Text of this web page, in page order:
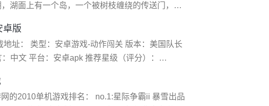
湖面上有一个岛，一个被树枝缠绕的传送门，那
湖中央有个小岛，那里有很多传送门，其中有一
的！求采纳 问题三
卓版
址： 类型：安卓游戏-动作闯关 版本：美国队长
中文 平台：安卓apk 推荐星级（评分）：
影来描绘的，各种令人震撼的场景都会出现，玩
的2010单机游戏排名： no.1:星际争霸ii 暴雪出品